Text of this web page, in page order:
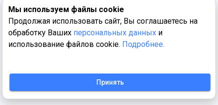
Мы используем файлы cookie
Продолжая использовать сайт, Вы соглашаетесь на
обработку Ваших персональных данных и
использование файлов cookie. Подробнее.
Принять